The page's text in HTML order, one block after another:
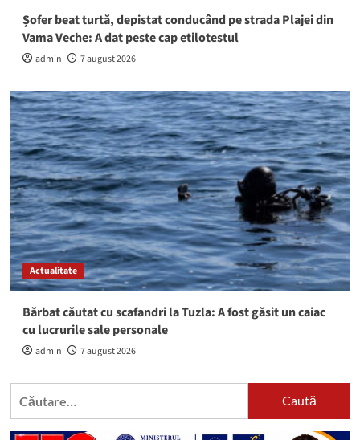
Șofer beat turtă, depistat conducând pe strada Plajei din
Vama Veche: A dat peste cap etilotestul
admin 7 august 2026
Actualitate
Bărbat căutat cu scafandri la Tuzla: A fost găsit un caiac
cu lucrurile sale personale
admin 7 august 2026
Caută